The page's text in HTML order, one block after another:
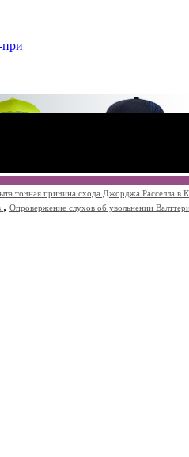
при
точная причина схода Джорджа Расселла в
, Опровержение слухов об увольнении